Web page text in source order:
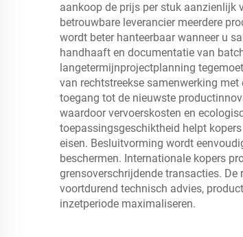
aankoop de prijs per stuk aanzienlijk
betrouwbare leverancier meerdere
wordt beter hanteerbaar wanneer u
handhaaft en documentatie van
langetermijnprojectplanning
van rechtstreekse samenwerking
toegang tot de nieuwste
waardoor vervoerskosten en
toepassingsgeschiktheid helpt
eisen. Besluitvorming wordt
beschermen. Internationale kopers
grensoverschrijdende transacties.
voortdurend technisch advies,
inzetperiode maximaliseren.